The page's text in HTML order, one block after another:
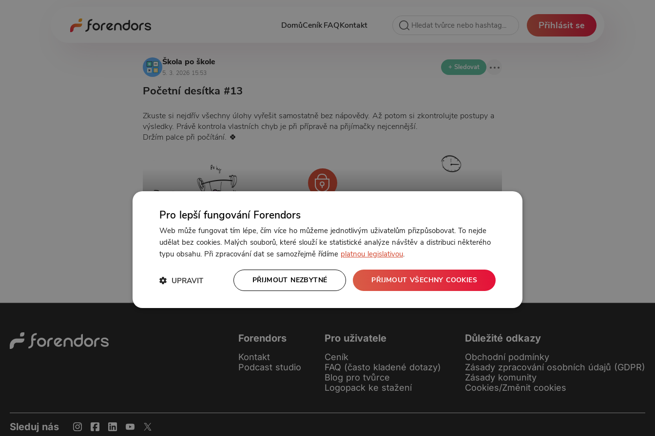
DomůCeníkFAQKontakt Přihlásit se
Škola po škole
5. 3. 2026 15:53
+ Sledovat
Početní desítka #13
Zkuste si nejdřív všechny úlohy vyřešit samostatně bez nápovědy. Až potom si zkontrolujte postupy a
výsledky. Právě kontrola vlastních chyb je při přípravě na přijímačky nejcennější.
Držím palce při počítání. 🍀
Od 59 Kč měsíčně
Klikněte pro odemčení nebo sepřihlaste
0 komentářů
Forendors
Kontakt
Podcast studio
Pro uživatele
Ceník
FAQ (často kladené dotazy)
Blog pro tvůrce
Logopack ke stažení
Důležité odkazy
Obchodní podmínky
Zásady zpracování osobních údajů (GDPR)
Zásady komunity
Cookies/Změnit cookies
Sleduj nás
Pro lepší fungování Forendors
Web může fungovat tím lépe, čím více ho můžeme jednotlivým uživatelům přizpůsobovat. To nejde
udělat bez cookies. Malých souborů, které slouží ke statistické analýze návštěv a distribuci některého
typu obsahu. Při zpracování dat se samozřejmě řídíme platnou legislativou.
PŘIJMOUT VŠECHNY COOKIES
PŘIJMOUT NEZBYTNÉ
UPRAVIT